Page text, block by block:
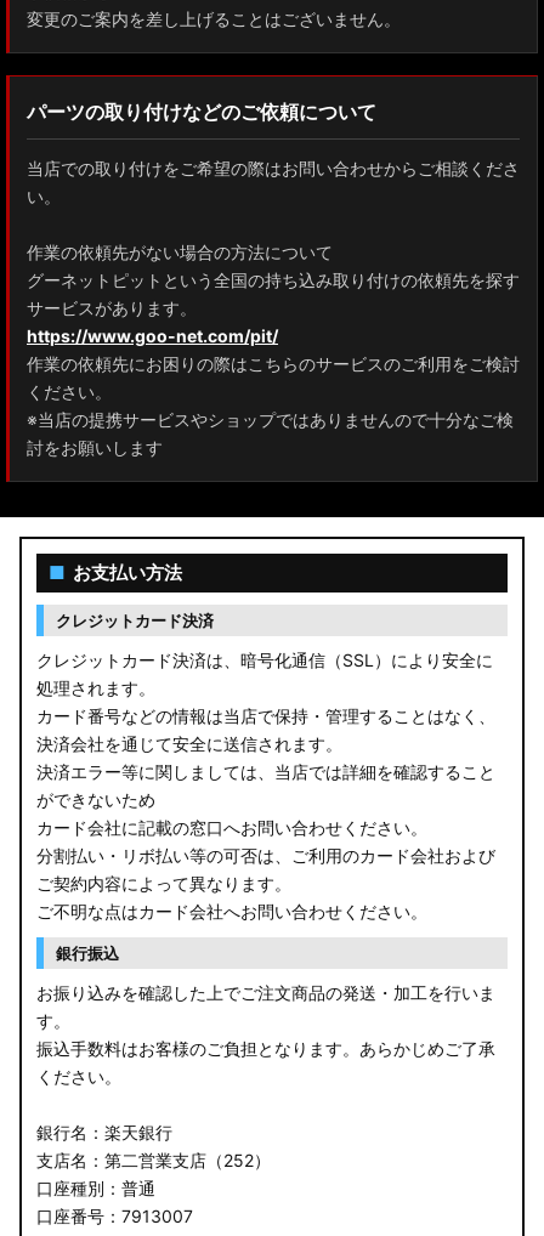
AYH30/GGH30/35/AGH30/35 アルファード
ACR50 エスティマ
ZWR90W/ZWR95W/MZRA90W/MZRA95W ノア/ヴォクシー
ZRR80 ノア/ヴォクシー
NHP17/NSP17NCP17 シエンタ
M900A/M910A ルーミー
A200A/A210A ライズ
E52 エルグランド
T32 エクストレイル
C28 セレナ
B21A デイズルークス
E13 ノート
E12 ノート
B44A/B45A B47A/B48A ルークス ハイウェイスター
JF3/4 N-BOX カスタム
JH3/4 N-WGN
JH1/2 N-WGN
RT5/6 RW1/2 CR-V
RU3/4 ヴェゼル
JW5 S660
変更のご案内を差し上げることはございません。
パーツの取り付けなどのご依頼について
当店での取り付けをご希望の際はお問い合わせからご相談くださ
い。
作業の依頼先がない場合の方法について
グーネットピットという全国の持ち込み取り付けの依頼先を探す
サービスがあります。
https://www.goo-net.com/pit/
作業の依頼先にお困りの際はこちらのサービスのご利用をご検討
ください。
※当店の提携サービスやショップではありませんので十分なご検
討をお願いします
■ お支払い方法
クレジットカード決済
クレジットカード決済は、暗号化通信（SSL）により安全に
処理されます。
カード番号などの情報は当店で保持・管理することはなく、
決済会社を通じて安全に送信されます。
決済エラー等に関しましては、当店では詳細を確認すること
ができないため
カード会社に記載の窓口へお問い合わせください。
分割払い・リボ払い等の可否は、ご利用のカード会社および
ご契約内容によって異なります。
ご不明な点はカード会社へお問い合わせください。
銀行振込
お振り込みを確認した上でご注文商品の発送・加工を行いま
す。
振込手数料はお客様のご負担となります。あらかじめご了承
ください。
銀行名：楽天銀行
支店名：第二営業支店（252）
口座種別：普通
口座番号：7913007